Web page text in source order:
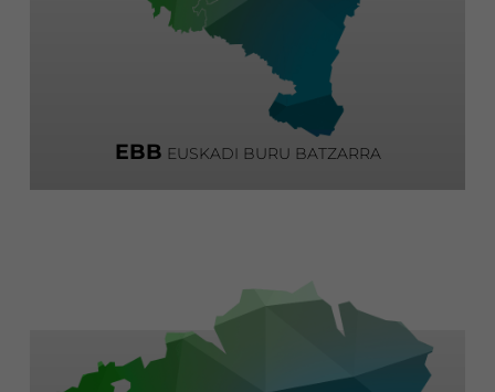
EBB EUSKADI BURU BATZARRA